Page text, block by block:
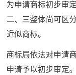
为申请商标初步审
二、三整体尚可区
近似商标。
商标局依法对申请
申请予以初步审定。